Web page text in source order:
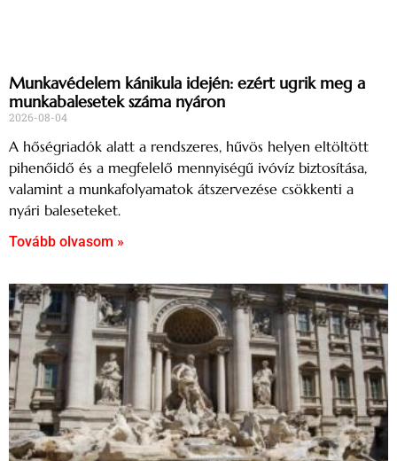
Munkavédelem kánikula idején: ezért ugrik meg a
munkabalesetek száma nyáron
2026-08-04
A hőségriadók alatt a rendszeres, hűvös helyen eltöltött
pihenőidő és a megfelelő mennyiségű ivóvíz biztosítása,
valamint a munkafolyamatok átszervezése csökkenti a
nyári baleseteket.
Tovább olvasom »